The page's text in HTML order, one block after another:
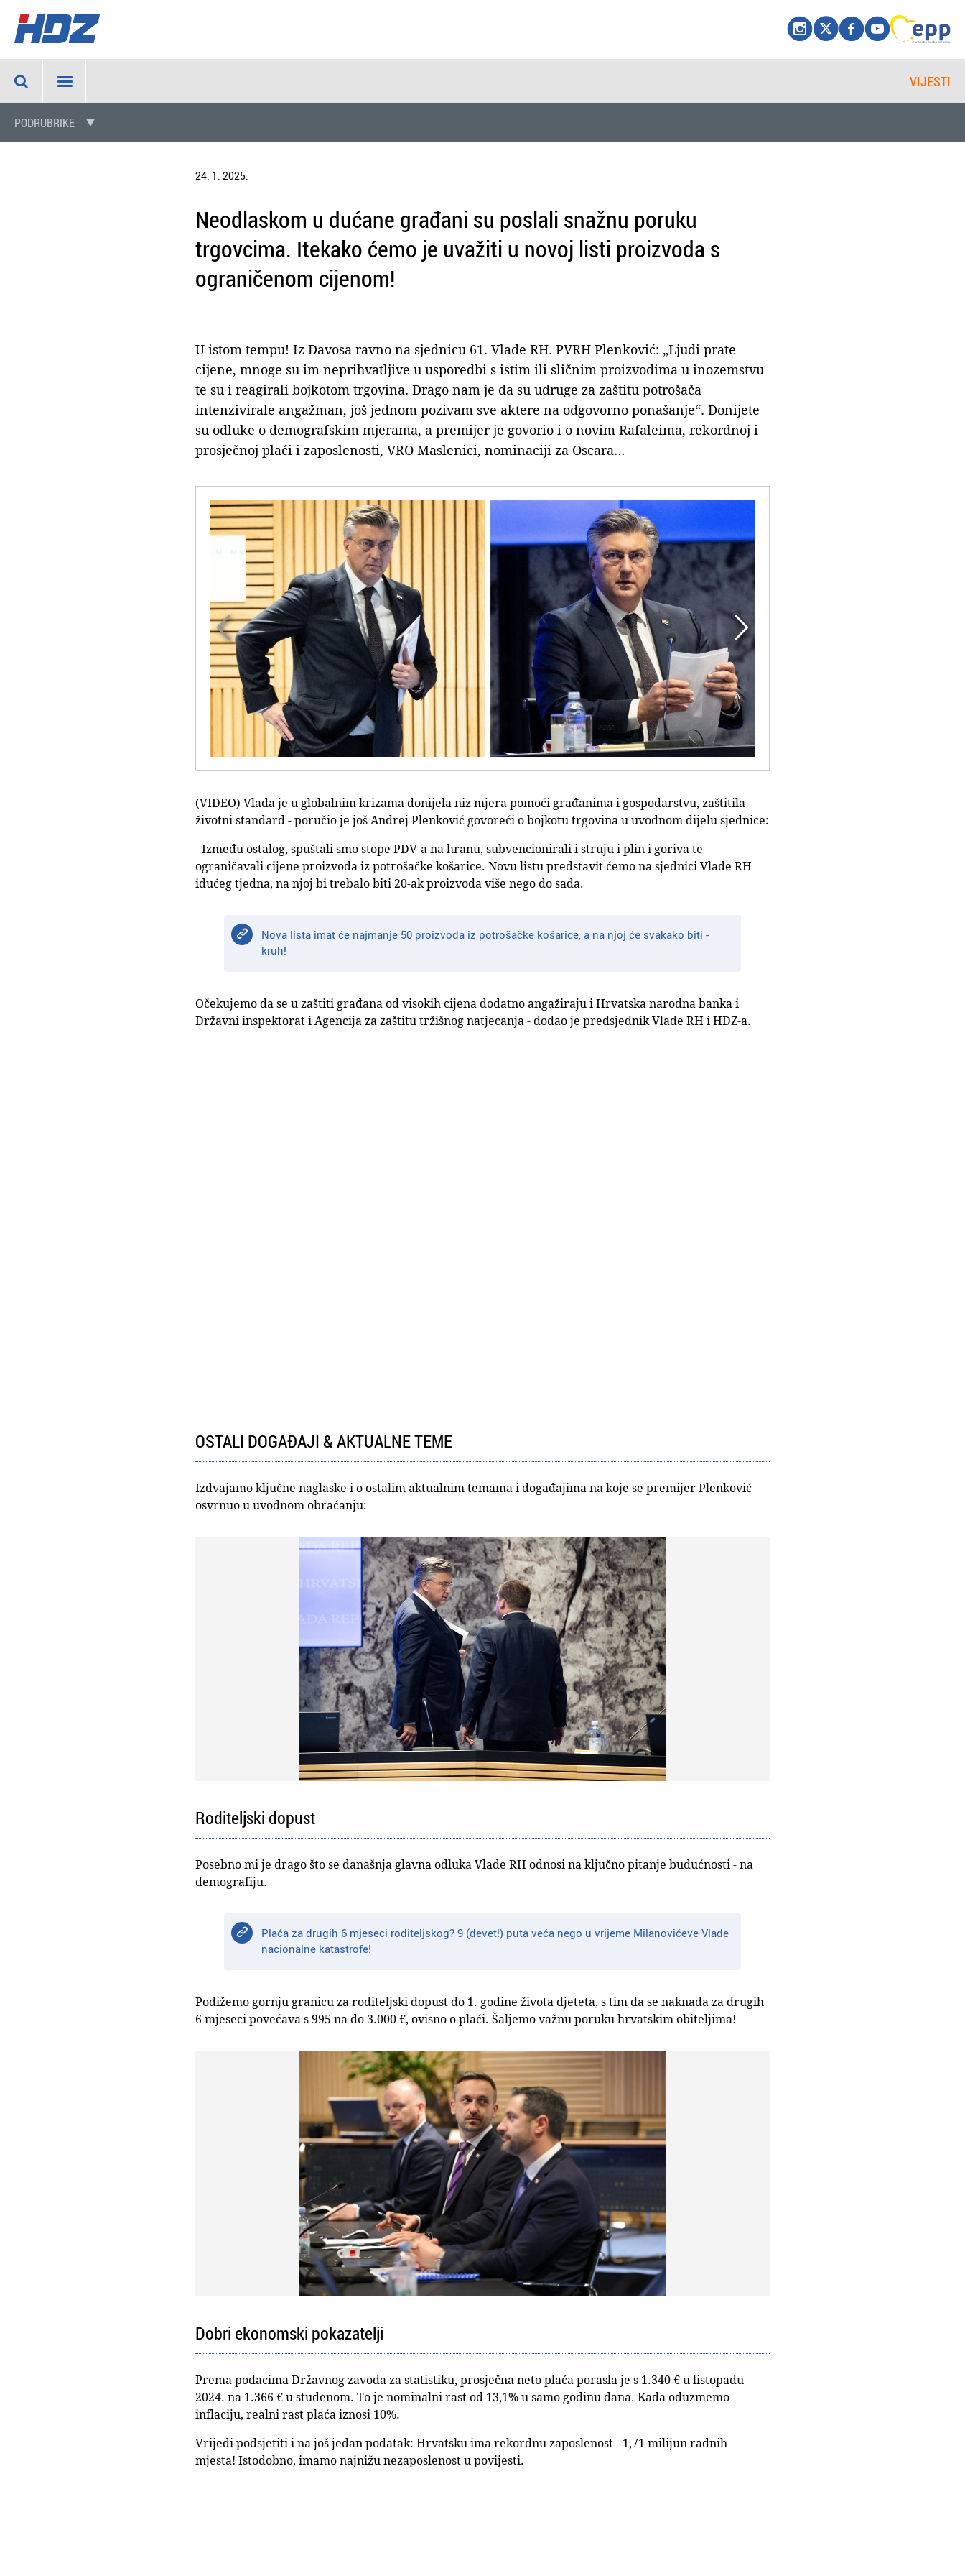
VIJESTI
PODRUBRIKE
24. 1. 2025.
Neodlaskom u dućane građani su poslali snažnu poruku
trgovcima. Itekako ćemo je uvažiti u novoj listi proizvoda s
ograničenom cijenom!
U istom tempu! Iz Davosa ravno na sjednicu 61. Vlade RH. PVRH Plenković: „Ljudi prate
cijene, mnoge su im neprihvatljive u usporedbi s istim ili sličnim proizvodima u inozemstvu
te su i reagirali bojkotom trgovina. Drago nam je da su udruge za zaštitu potrošača
intenzivirale angažman, još jednom pozivam sve aktere na odgovorno ponašanje“. Donijete
su odluke o demografskim mjerama, a premijer je govorio i o novim Rafaleima, rekordnoj i
prosječnoj plaći i zaposlenosti, VRO Maslenici, nominaciji za Oscara…


(VIDEO) Vlada je u globalnim krizama donijela niz mjera pomoći građanima i gospodarstvu, zaštitila
životni standard - poručio je još Andrej Plenković govoreći o bojkotu trgovina u uvodnom dijelu sjednice:
- Između ostalog, spuštali smo stope PDV-a na hranu, subvencionirali i struju i plin i goriva te
ograničavali cijene proizvoda iz potrošačke košarice. Novu listu predstavit ćemo na sjednici Vlade RH
idućeg tjedna, na njoj bi trebalo biti 20-ak proizvoda više nego do sada.
Nova lista imat će najmanje 50 proizvoda iz potrošačke košarice, a na njoj će svakako biti -
kruh!
Očekujemo da se u zaštiti građana od visokih cijena dodatno angažiraju i Hrvatska narodna banka i
Državni inspektorat i Agencija za zaštitu tržišnog natjecanja - dodao je predsjednik Vlade RH i HDZ-a.
OSTALI DOGAĐAJI & AKTUALNE TEME
Izdvajamo ključne naglaske i o ostalim aktualnim temama i događajima na koje se premijer Plenković
osvrnuo u uvodnom obraćanju:
Roditeljski dopust
Posebno mi je drago što se današnja glavna odluka Vlade RH odnosi na ključno pitanje budućnosti - na
demografiju.
Plaća za drugih 6 mjeseci roditeljskog? 9 (devet!) puta veća nego u vrijeme Milanovićeve Vlade
nacionalne katastrofe!
Podižemo gornju granicu za roditeljski dopust do 1. godine života djeteta, s tim da se naknada za drugih
6 mjeseci povećava s 995 na do 3.000 €, ovisno o plaći. Šaljemo važnu poruku hrvatskim obiteljima!
Dobri ekonomski pokazatelji
Prema podacima Državnog zavoda za statistiku, prosječna neto plaća porasla je s 1.340 € u listopadu
2024. na 1.366 € u studenom. To je nominalni rast od 13,1% u samo godinu dana. Kada oduzmemo
inflaciju, realni rast plaća iznosi 10%.
Vrijedi podsjetiti i na još jedan podatak: Hrvatsku ima rekordnu zaposlenost - 1,71 milijun radnih
mjesta! Istodobno, imamo najnižu nezaposlenost u povijesti.